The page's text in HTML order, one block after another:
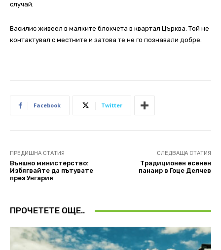
случай.
Василис живеел в малките блокчета в квартал Църква. Той не
контактувал с местните и затова те не го познавали добре.
Facebook Twitter
ПРЕДИШНА СТАТИЯ
Външно министерство:
Избягвайте да пътувате
през Унгария
СЛЕДВАЩА СТАТИЯ
Традиционен есенен
панаир в Гоце Делчев
ПРОЧЕТЕТЕ ОЩЕ..